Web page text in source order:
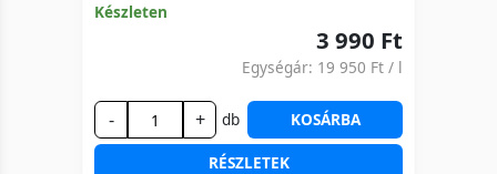
Készleten
3 990 Ft
Egységár: 19 950 Ft / l
- + db KOSÁRBA
RÉSZLETEK